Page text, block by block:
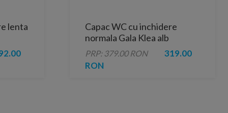
lenta
Capac WC cu inchidere
normala Gala Klea alb
PRP: 379.00 RON
319.00
RON